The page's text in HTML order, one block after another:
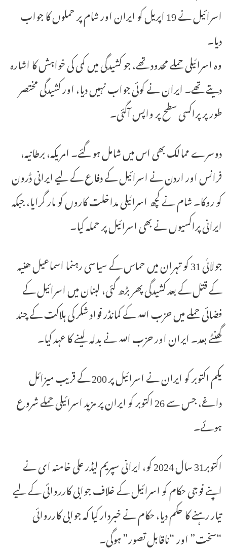
اسرائیل نے 19 اپریل کو ایران اور شام پر حملوں کا جواب
دیا۔
وہ اسرائیلی حملے محدود تھے، جو کشیدگی میں کمی کی خواہش کا اشارہ
دیتے تھے۔ ایران نے کوئی جواب نہیں دیا، اور کشیدگی مختصر
طور پر پراکسی سطح پر واپس آگئی۔
دوسرے ممالک بھی اس میں شامل ہو گئے۔ امریکہ، برطانیہ،
فرانس اور اردن نے اسرائیل کے دفاع کے لیے ایرانی ڈرون
کو روکا۔ شام نے کچھ اسرائیلی مداخلت کاروں کو مار گرایا، جبکہ
ایرانی پراکسیوں نے بھی اسرائیل پر حملہ کیا۔
جولائی 31 کو تہران میں حماس کے سیاسی رہنما اسماعیل ھنیہ
کے قتل کے بعد کشیدگی پھر بڑھ گئی، لبنان میں اسرائیل کے
فضائی حملے میں حزب اللہ کے کمانڈر فواد شکر کی ہلاکت کے چند
گھنٹے بعد۔ ایران اور حزب اللہ نے بدلہ لینے کا عہد کیا۔
یکم اکتوبر کو ایران نے اسرائیل پر 200 کے قریب میزائل
داغے، جس سے 26 اکتوبر کو ایران پر مزید اسرائیلی حملے شروع
ہوئے۔
اکتوبر31 سال 2024 کو، ایرانی سپریم لیڈر علی خامنہ ای نے
اپنے فوجی حکام کو اسرائیل کے خلاف جوابی کارروائی کے لیے
تیار رہنے کا حکم دیا، حکام نے خبردار کیا کہ جوابی کارروائی
“سخت” اور “ناقابل تصور” ہوگی۔